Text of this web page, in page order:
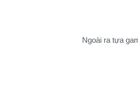
Ngoài ra tựa